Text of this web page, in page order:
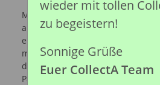
Männliche Dromedare haben
auf Arabisch Dulaa genannt, den
einen dunkelrosa Sack bilden.
mit der Zunge verwechselt, da er
des Männchens heraushängt, um
Paarungszeit Weibchen
wieder mit tollen
zu begeistern!
Sonnige Grüße
Euer CollectA Team